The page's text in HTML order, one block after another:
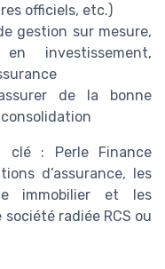
officiels, etc.)
gestion sur mesure,
investissement,
de la bonne
clé : Perle Finance
d’assurance, les
immobilier et les
radiée RCS ou